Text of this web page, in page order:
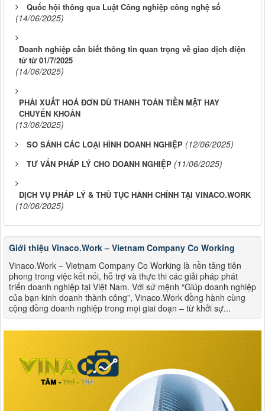
Quốc hội thông qua Luật Công nghiệp công nghệ số
(14/06/2025)
Doanh nghiệp cần biết thông tin quan trọng về giao dịch điện
tử từ 01/7/2025
(14/06/2025)
PHẢI XUẤT HOÁ ĐƠN DÙ THANH TOÁN TIỀN MẶT HAY
CHUYỂN KHOẢN
(13/06/2025)
SO SÁNH CÁC LOẠI HÌNH DOANH NGHIỆP (12/06/2025)
TƯ VẤN PHÁP LÝ CHO DOANH NGHIỆP (11/06/2025)
DỊCH VỤ PHÁP LÝ & THỦ TỤC HÀNH CHÍNH TẠI VINACO.WORK
(10/06/2025)
Giới thiệu Vinaco.Work – Vietnam Company Co Working
Vinaco.Work – Vietnam Company Co Working là nền tảng tiên
phong trong việc kết nối, hỗ trợ và thực thi các giải pháp phát
triển doanh nghiệp tại Việt Nam. Với sứ mệnh “Giúp doanh nghiệp
của bạn kinh doanh thành công”, Vinaco.Work đồng hành cùng
cộng đồng doanh nghiệp trong mọi giai đoạn – từ khởi sự...